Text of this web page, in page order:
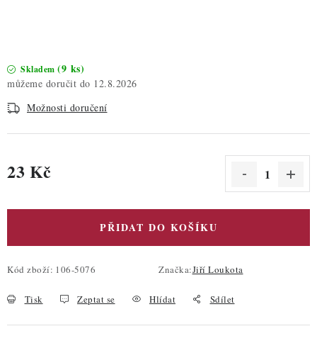
Nepřevzetí zásilky na dobírku
Hodnocení obchodu
Podmínky ochrany osobních údajů
Skladem (9 ks)
12.8.2026
Možnosti doručení
23 Kč
PŘIDAT DO KOŠÍKU
Kód zboží: 106-5076 Značka:Jiří Loukota
Tisk Zeptat se Hlídat Sdílet